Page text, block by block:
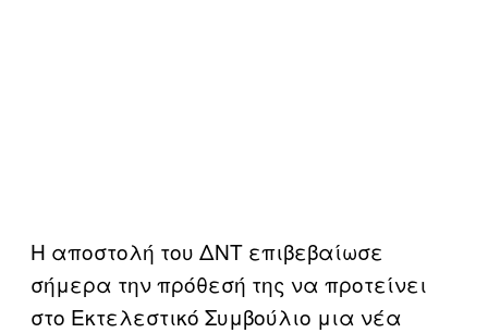
Η αποστολή του ΔΝΤ επιβεβαίωσε
σήμερα την πρόθεσή της να προτείνει
στο Εκτελεστικό Συμβούλιο μια νέα